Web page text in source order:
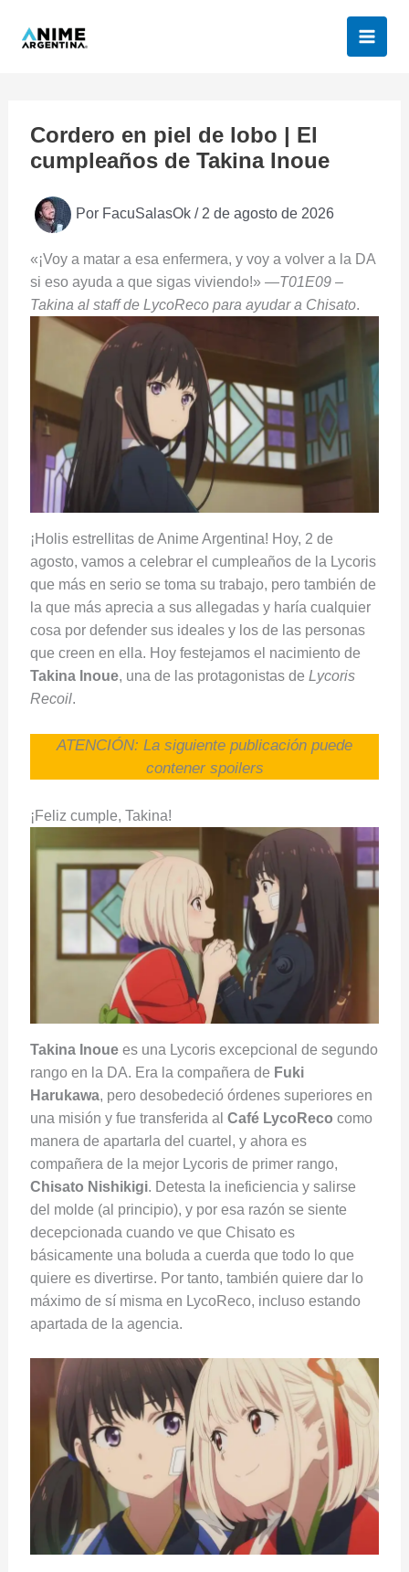
Cordero en piel de lobo | El
cumpleaños de Takina Inoue
Por FacuSalasOk / 2 de agosto de 2026
«¡Voy a matar a esa enfermera, y voy a volver a la DA
si eso ayuda a que sigas viviendo!» —T01E09 –
Takina al staff de LycoReco para ayudar a Chisato.
¡Holis estrellitas de Anime Argentina! Hoy, 2 de
agosto, vamos a celebrar el cumpleaños de la Lycoris
que más en serio se toma su trabajo, pero también de
la que más aprecia a sus allegadas y haría cualquier
cosa por defender sus ideales y los de las personas
que creen en ella. Hoy festejamos el nacimiento de
Takina Inoue, una de las protagonistas de Lycoris
Recoil.
ATENCIÓN: La siguiente publicación puede
contener spoilers
¡Feliz cumple, Takina!
Takina Inouees una Lycoris excepcional de segundo
rango en la DA. Era la compañera de Fuki
Harukawa, pero desobedeció órdenes superiores en
una misión y fue transferida al Café LycoReco como
manera de apartarla del cuartel, y ahora es
compañera de la mejor Lycoris de primer rango,
Chisato Nishikigi. Detesta la ineficiencia y salirse
del molde (al principio), y por esa razón se siente
decepcionada cuando ve que Chisato es
básicamente una boluda a cuerda que todo lo que
quiere es divertirse. Por tanto, también quiere dar lo
máximo de sí misma en LycoReco, incluso estando
apartada de la agencia.